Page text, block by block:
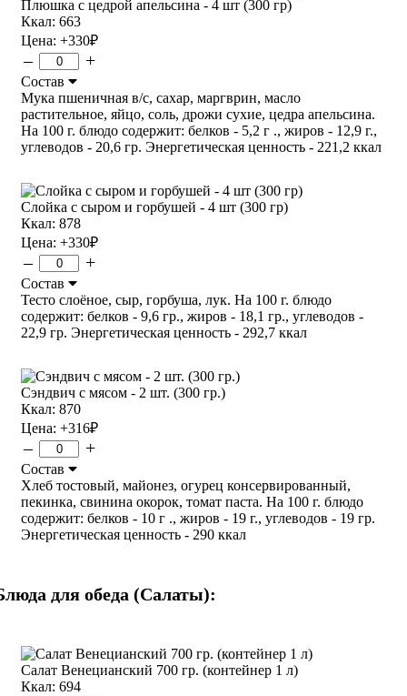
Плюшка с цедрой апельсина - 4 шт (300 гр)
Ккал: 663
Цена: +330₽
– +
Состав
Мука пшеничная в/с, сахар, маргврин, масло
растительное, яйцо, соль, дрожи сухие, цедра апельсина.
На 100 г. блюдо содержит: белков - 5,2 г ., жиров - 12,9 г.,
углеводов - 20,6 гр. Энергетическая ценность - 221,2 ккал
Слойка с сыром и горбушей - 4 шт (300 гр)
Ккал: 878
Цена: +330₽
– +
Состав
Тесто слоёное, сыр, горбуша, лук. На 100 г. блюдо
содержит: белков - 9,6 гр., жиров - 18,1 гр., углеводов -
22,9 гр. Энергетическая ценность - 292,7 ккал
Сэндвич с мясом - 2 шт. (300 гр.)
Ккал: 870
Цена: +316₽
– +
Состав
Хлеб тостовый, майонез, огурец консервированный,
пекинка, свинина окорок, томат паста. На 100 г. блюдо
содержит: белков - 10 г ., жиров - 19 г., углеводов - 19 гр.
Энергетическая ценность - 290 ккал
для обеда (Салаты):
Салат Венецианский 700 гр. (контейнер 1 л)
Ккал: 694